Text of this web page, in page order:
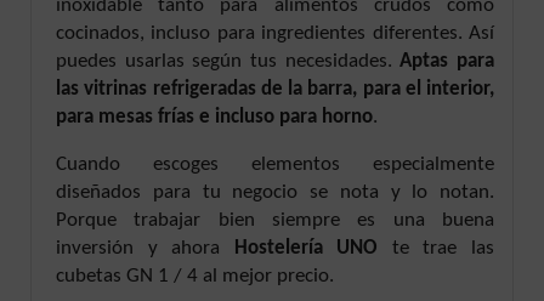
inoxidable tanto para alimentos crudos como
cocinados, incluso para ingredientes diferentes. Así
puedes usarlas según tus necesidades.Aptas para
las vitrinas refrigeradas de la barra, para el interior,
para mesas frías e incluso para horno.
Cuando escoges elementos especialmente
diseñados para tu negocio se nota y lo notan.
Porque trabajar bien siempre es una buena
inversión y ahora
Hostelería UNO te trae las
cubetas GN 1 / 4 al mejor precio.